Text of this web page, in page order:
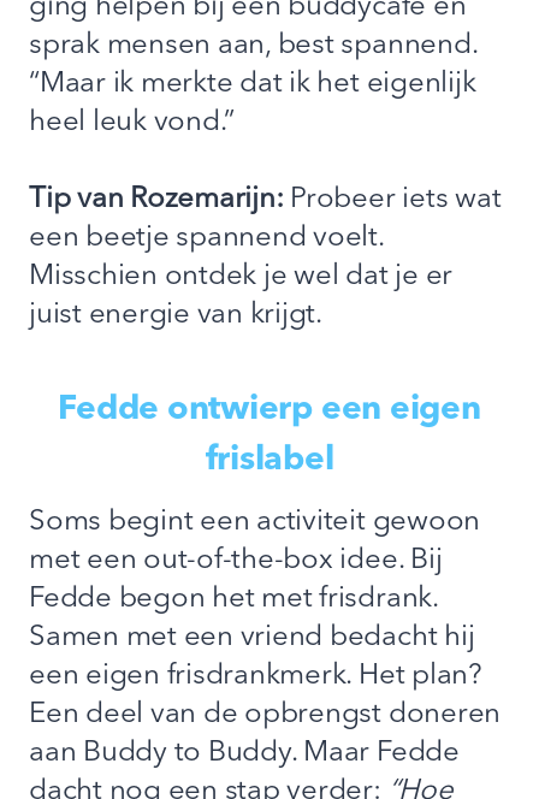
ging helpen bij een buddycafé en
sprak mensen aan, best spannend.
“Maar ik merkte dat ik het eigenlijk
heel leuk vond.”
Tip van Rozemarijn: Probeer iets wat
een beetje spannend voelt.
Misschien ontdek je wel dat je er
juist energie van krijgt.
Fedde ontwierp een eigen
frislabel
Soms begint een activiteit gewoon
met een out-of-the-box idee. Bij
Fedde begon het met frisdrank.
Samen met een vriend bedacht hij
een eigen frisdrankmerk. Het plan?
Een deel van de opbrengst doneren
aan Buddy to Buddy. Maar Fedde
dacht nog een stap verder: “Hoe